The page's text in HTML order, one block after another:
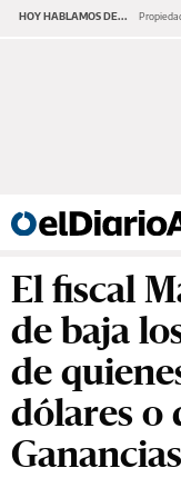
HOY HABLAMOS DE...
El fiscal
de baja
de
dólares o
Ganancias